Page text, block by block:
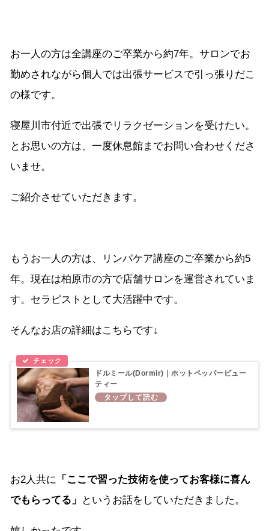
お一人の方は全講座のご卒業から約7年。サロンでお
勤めされながら個人では出張サービスで引っ張りだこ
の様です。
寝屋川市付近で出張でリラクゼーションを受けたい。
とお思いの方は、一度休息館までお問い合わせくださ
いませ。
ご紹介させていただきます。
もうお一人の方は、リンパケア講座のご卒業から約5
年。現在は柏原市の方で店舗サロンを運営されていま
す。セラピストとして大活躍中です。
そんなお店の詳細はこちらです↓
ドルミール(Dormir)｜ホットペッパービュー
ティー
お2人共に 「ここで習った技術を使ってお客様に喜ん
でもらってる」
というお話をしていただきました。